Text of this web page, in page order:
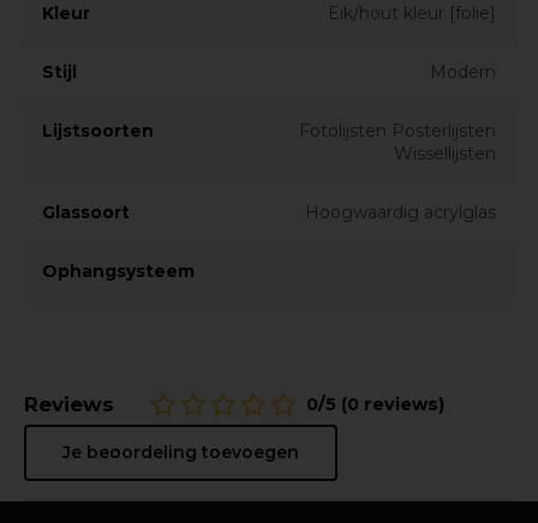
Kleur Eik/hout kleur [folie]
Stijl Modern
Lijstsoorten
Fotolijsten Posterlijsten
Wissellijsten
Glassoort Hoogwaardig acrylglas
Ophangsysteem
Reviews 0/5 (0 reviews)
Je beoordeling toevoegen